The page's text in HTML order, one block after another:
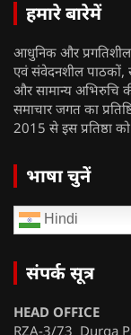
हमारे बारेमें
आधुनिक और प्रगतिशील
एवं संवेदनशील पाठकों,
और सामान्य अभिरुचि
समाचार जगत का
2015 से इस प्रतिष्ठा
भाषा चुनें
Hindi
संपर्क सूत्र
HEAD OFFICE
RZA-3/73 Durga